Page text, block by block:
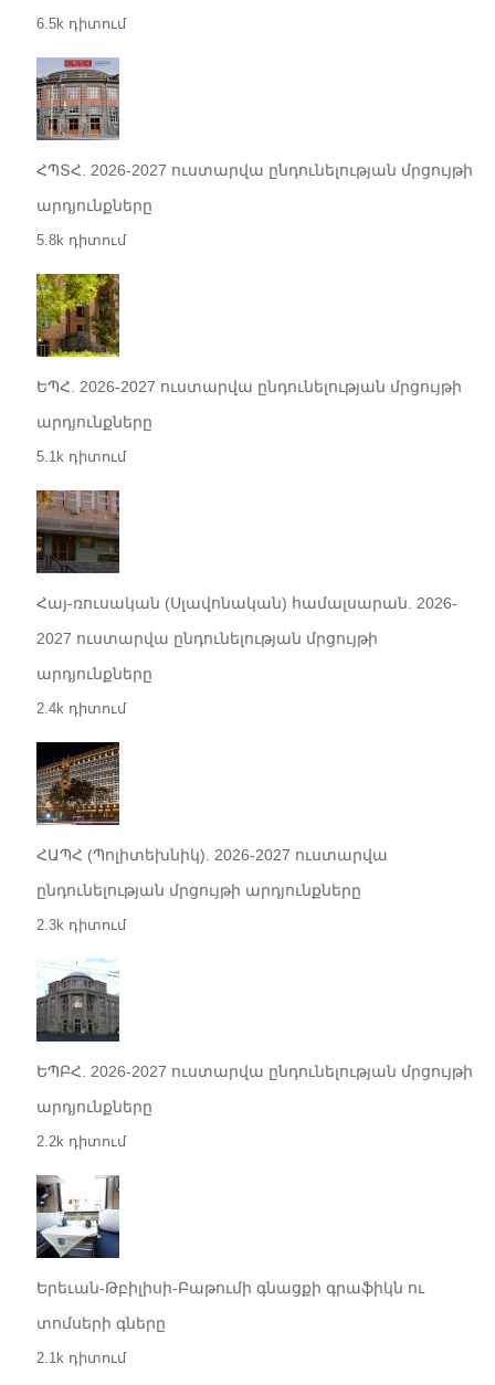
6.5k դիտում
ՀՊՏՀ. 2026-2027 ուստարվա ընդունելության մրցույթի
արդյունքները
5.8k դիտում
ԵՊՀ. 2026-2027 ուստարվա ընդունելության մրցույթի
արդյունքները
5.1k դիտում
Հայ-ռուսական (Սլավոնական) համալսարան. 2026-
2027 ուստարվա ընդունելության մրցույթի
արդյունքները
2.4k դիտում
ՀԱՊՀ (Պոլիտեխնիկ). 2026-2027 ուստարվա
ընդունելության մրցույթի արդյունքները
2.3k դիտում
ԵՊԲՀ. 2026-2027 ուստարվա ընդունելության մրցույթի
արդյունքները
2.2k դիտում
Երեւան-Թբիլիսի-Բաթումի գնացքի գրաֆիկն ու
տոմսերի գները
2.1k դիտում